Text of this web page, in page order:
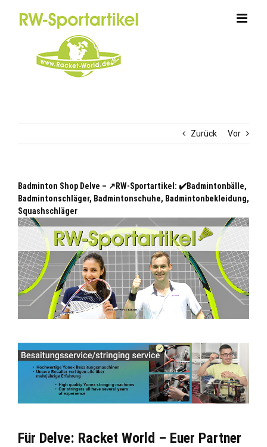
Zurück Vor
Badminton Shop Delve – ↗️RW-Sportartikel: ✔️Badmintonbälle,
Badmintonschläger, Badmintonschuhe, Badmintonbekleidung,
Squashschläger
Für Delve: Racket World – Euer Partner